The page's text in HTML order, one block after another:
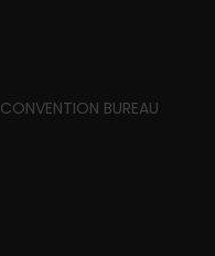
CONVENTION BUREAU